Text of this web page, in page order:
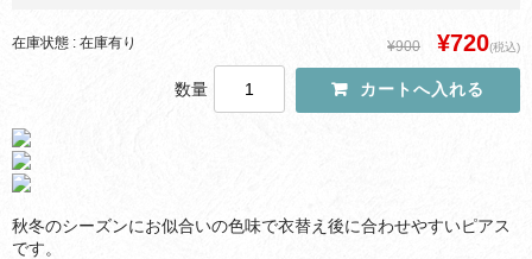
在庫状態 : 在庫有り ¥900 ¥720(税込)
数量
秋冬のシーズンにお似合いの色味で衣替え後に合わせやすいピアス
です。